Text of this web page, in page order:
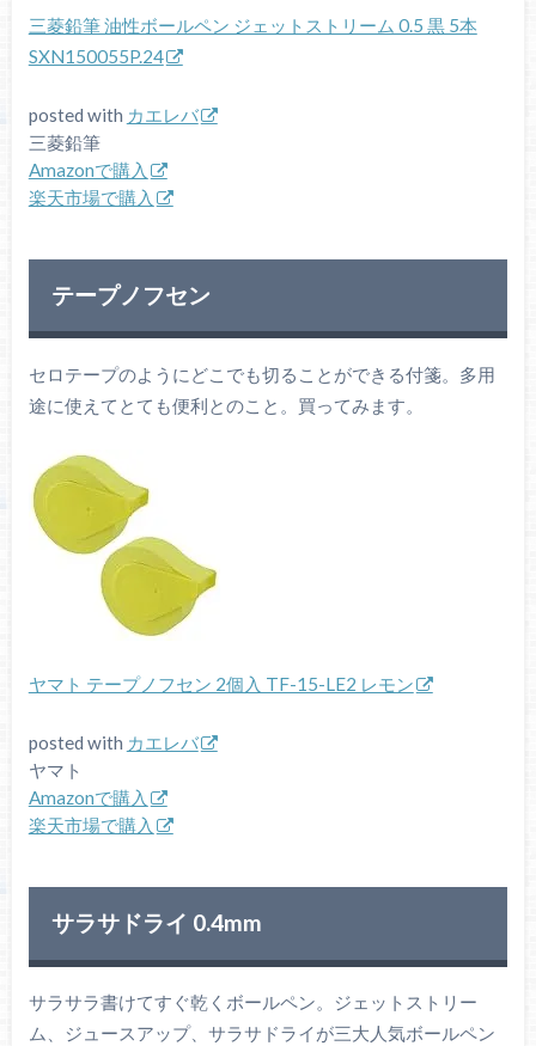
三菱鉛筆 油性ボールペン ジェットストリーム 0.5 黒 5本
SXN150055P.24
posted with カエレバ
三菱鉛筆
Amazonで購入
楽天市場で購入
テープノフセン
セロテープのようにどこでも切ることができる付箋。多用
途に使えてとても便利とのこと。買ってみます。
ヤマト テープノフセン 2個入 TF-15-LE2 レモン
posted with カエレバ
ヤマト
Amazonで購入
楽天市場で購入
サラサドライ 0.4mm
サラサラ書けてすぐ乾くボールペン。ジェットストリー
ム、ジュースアップ、サラサドライが三大人気ボールペン